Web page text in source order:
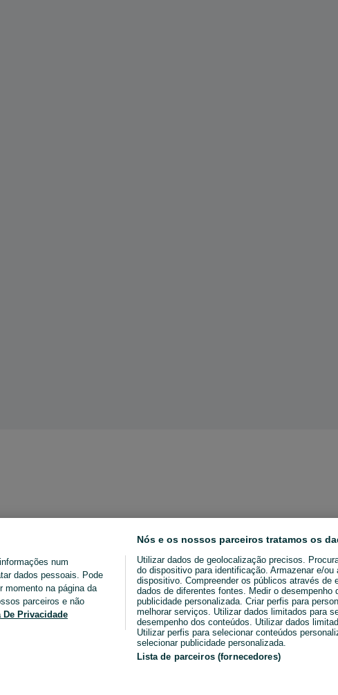
num
dados pessoais. Pode
momento na página da
parceiros e não
De Privacidade
Nós e os nossos parceiros tratamos os
Utilizar dados de geolocalização precisos.
do dispositivo para identificação. Armazenar e/ou
dispositivo. Compreender os públicos através de
dados de diferentes fontes. Medir o desempenho
publicidade personalizada. Criar perfis para
melhorar serviços. Utilizar dados limitados para
desempenho dos conteúdos. Utilizar dados
Utilizar perfis para selecionar conteúdos
selecionar publicidade personalizada.
Lista de parceiros (fornecedores)